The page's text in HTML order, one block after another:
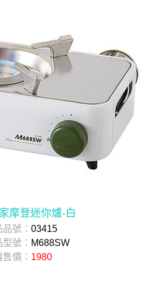
摩登迷你爐-白
號： 03415
號： M688SW
價： 1980